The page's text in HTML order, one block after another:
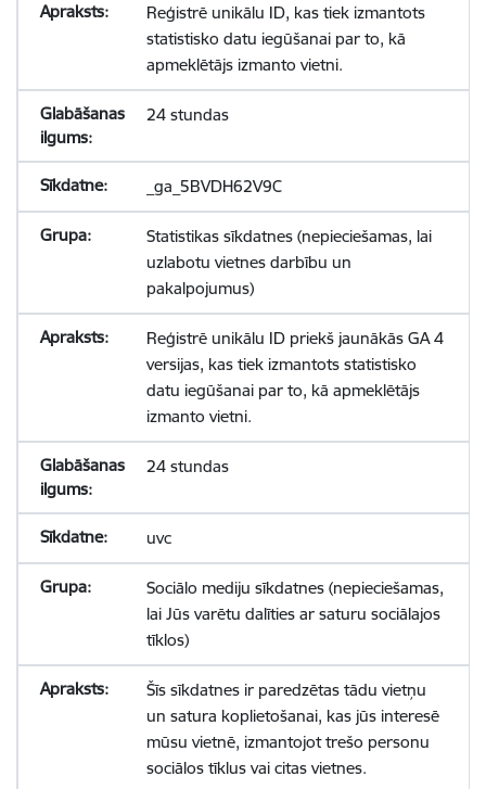
Reģistrē unikālu ID, kas tiek izmantots
statistisko datu iegūšanai par to, kā
apmeklētājs izmanto vietni.
24 stundas
_ga_5BVDH62V9C
Statistikas sīkdatnes (nepieciešamas, lai
uzlabotu vietnes darbību un
pakalpojumus)
Reģistrē unikālu ID priekš jaunākās GA 4
versijas, kas tiek izmantots statistisko
datu iegūšanai par to, kā apmeklētājs
izmanto vietni.
24 stundas
uvc
Sociālo mediju sīkdatnes (nepieciešamas,
lai Jūs varētu dalīties ar saturu sociālajos
tīklos)
Šīs sīkdatnes ir paredzētas tādu vietņu
un satura koplietošanai, kas jūs interesē
mūsu vietnē, izmantojot trešo personu
sociālos tīklus vai citas vietnes.